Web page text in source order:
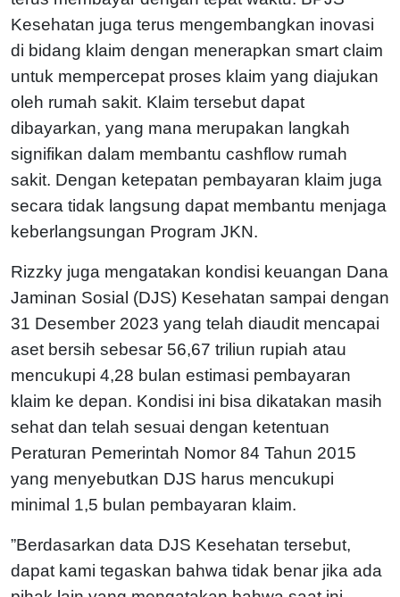
Kesehatan juga terus mengembangkan inovasi
di bidang klaim dengan menerapkan smart claim
untuk mempercepat proses klaim yang diajukan
oleh rumah sakit. Klaim tersebut dapat
dibayarkan, yang mana merupakan langkah
signifikan dalam membantu cashflow rumah
sakit. Dengan ketepatan pembayaran klaim juga
secara tidak langsung dapat membantu menjaga
keberlangsungan Program JKN.
Rizzky juga mengatakan kondisi keuangan Dana
Jaminan Sosial (DJS) Kesehatan sampai dengan
31 Desember 2023 yang telah diaudit mencapai
aset bersih sebesar 56,67 triliun rupiah atau
mencukupi 4,28 bulan estimasi pembayaran
klaim ke depan. Kondisi ini bisa dikatakan masih
sehat dan telah sesuai dengan ketentuan
Peraturan Pemerintah Nomor 84 Tahun 2015
yang menyebutkan DJS harus mencukupi
minimal 1,5 bulan pembayaran klaim.
”Berdasarkan data DJS Kesehatan tersebut,
dapat kami tegaskan bahwa tidak benar jika ada